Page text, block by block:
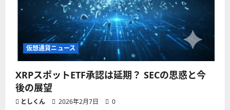
仮想通貨ニュース
XRPスポットETF承認は延期？ SECの思惑と今
後の展望
としくん 2026年2月7日 0